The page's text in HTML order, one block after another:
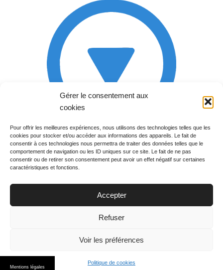
Gérer le consentement aux
cookies
Pour offrir les meilleures expériences, nous utilisons des technologies telles que les
cookies pour stocker et/ou accéder aux informations des appareils. Le fait de
consentir à ces technologies nous permettra de traiter des données telles que le
comportement de navigation ou les ID uniques sur ce site. Le fait de ne pas
consentir ou de retirer son consentement peut avoir un effet négatif sur certaines
caractéristiques et fonctions.
Accepter
Refuser
Voir les préférences
Politique de cookies
Mentions légales
Rechercher votre
programme
Votre soirée :
PGM TV. All Rights Reserved.